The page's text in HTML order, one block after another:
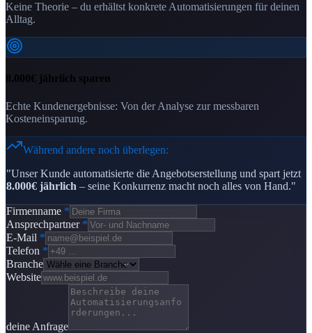
Keine Theorie – du erhältst konkrete Automatisierungen für deinen
Alltag.
8.000€ jährlich sparen
Echte Kundenergebnisse: Von der Analyse zur messbaren
Kosteneinsparung.
Während andere noch überlegen:
"Unser Kunde automatisierte die Angebotserstellung und spart jetzt
8.000€ jährlich – seine Konkurrenz macht noch alles von Hand."
Firmenname *
Ansprechpartner *
E-Mail *
Telefon *
Branche
Website
deine Anfrage